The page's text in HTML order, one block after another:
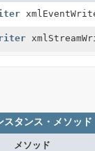
スタンス・メソッド
メソッド